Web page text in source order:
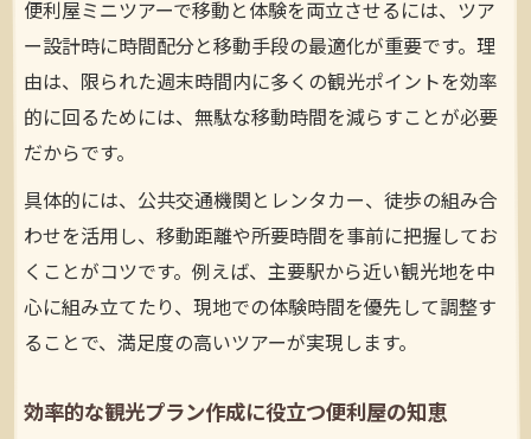
便利屋サービスで週末旅行を効率的に楽し
むコツ
観光地巡りと移動負担を減らす便利屋プラ
ン術
便利屋ミニツアーで叶う快適な休日設計
便利屋ミニツアーで休日の満足度を高める
工夫
快適な休日設計に役立つ便利屋のポイント
便利屋のサポートで休日の移動も観光も快
便利屋ミニツアーで家族や仲間と過ごす休
便利屋ミニツアーで移動と体験を両立させるには、ツア
ー設計時に時間配分と移動手段の最適化が重要です。理
由は、限られた週末時間内に多くの観光ポイントを効率
的に回るためには、無駄な移動時間を減らすことが必要
だからです。
具体的には、公共交通機関とレンタカー、徒歩の組み合
わせを活用し、移動距離や所要時間を事前に把握してお
くことがコツです。例えば、主要駅から近い観光地を中
心に組み立てたり、現地での体験時間を優先して調整す
ることで、満足度の高いツアーが実現します。
効率的な観光プラン作成に役立つ便利屋の知恵